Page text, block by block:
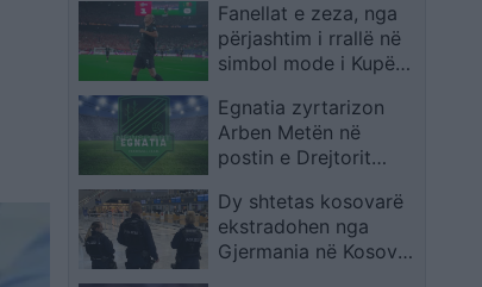
Fanellat e zeza, nga
përjashtim i rrallë në
simbol mode i Kupës
Egnatia zyrtarizon
Arben Metën në
postin e Drejtorit
Dy shtetas kosovarë
ekstradohen nga
Gjermania në Kosovë